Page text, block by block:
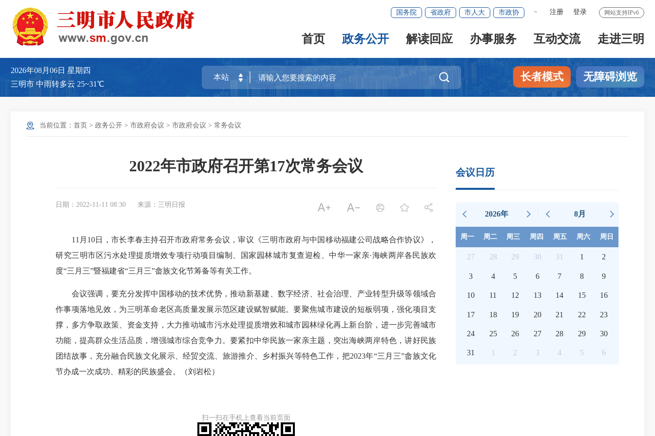
网站支持IPv6
注册 登录
国务院 省政府 市人大 市政协
首页 政务公开 解读回应 办事服务 互动交流 走进三明
2026年08月06日 星期四
三明市中雨转多云 25~31℃
 长者模式 无障碍浏览
当前位置： 首页 > 政务公开 > 市政府会议 > 市政府会议 > 常务会议
2022年市政府召开第17次常务会议
日期：2022-11-11 08:30 来源：三明日报     
11月10日，市长李春主持召开市政府常务会议，审议《三明市政府与中国移动福建公司战略合作协议》，
研究三明市区污水处理提质增效专项行动项目编制、国家园林城市复查迎检、中华一家亲·海峡两岸各民族欢
度“三月三”暨福建省“三月三”畲族文化节筹备等有关工作。
会议强调，要充分发挥中国移动的技术优势，推动新基建、数字经济、社会治理、产业转型升级等领域合
作事项落地见效，为三明革命老区高质量发展示范区建设赋智赋能。要聚焦城市建设的短板弱项，强化项目支
撑，多方争取政策、资金支持，大力推动城市污水处理提质增效和城市园林绿化再上新台阶，进一步完善城市
功能，提高群众生活品质，增强城市综合竞争力。要紧扣中华民族一家亲主题，突出海峡两岸特色，讲好民族
团结故事，充分融合民族文化展示、经贸交流、旅游推介、乡村振兴等特色工作，把2023年“三月三”畲族文化
节办成一次成功、精彩的民族盛会。（刘岩松）
扫一扫在手机上查看当前页面
会议日历
2026年 8月
周一 周二 周三 周四 周五 周六 周日
27 28 29 30 31 1 2
3 4 5 6 7 8 9
10 11 12 13 14 15 16
17 18 19 20 21 22 23
24 25 26 27 28 29 30
31 1 2 3 4 5 6